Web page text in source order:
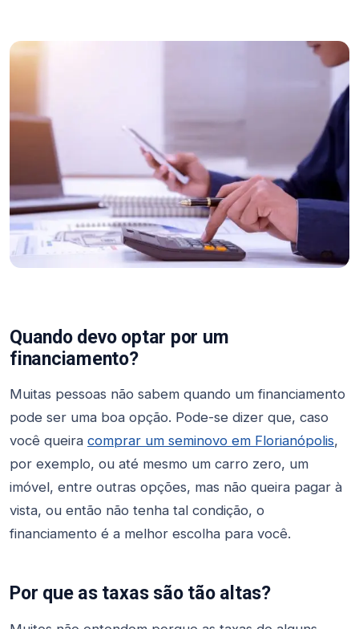
Quando devo optar por um
financiamento?
Muitas pessoas não sabem quando um financiamento
pode ser uma boa opção. Pode-se dizer que, caso
você queira comprar um seminovo em Florianópolis,
por exemplo, ou até mesmo um carro zero, um
imóvel, entre outras opções, mas não queira pagar à
vista, ou então não tenha tal condição, o
financiamento é a melhor escolha para você.
Por que as taxas são tão altas?